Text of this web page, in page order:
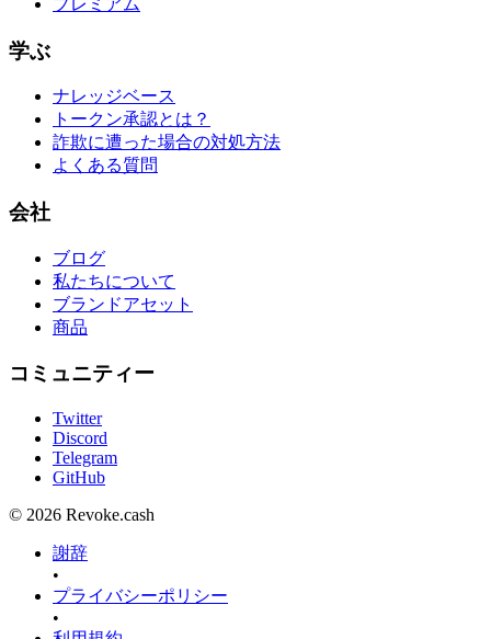
学ぶ
ナレッジベース
トークン承認とは？
詐欺に遭った場合の対処方法
よくある質問
会社
ブログ
私たちについて
ブランドアセット
商品
コミュニティー
Twitter
Discord
Telegram
GitHub
© 2026 Revoke.cash
謝辞
•
プライバシーポリシー
•